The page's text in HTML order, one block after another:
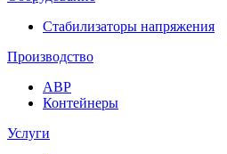
Стабилизаторы напряжения
Производство
АВР
Контейнеры
Услуги